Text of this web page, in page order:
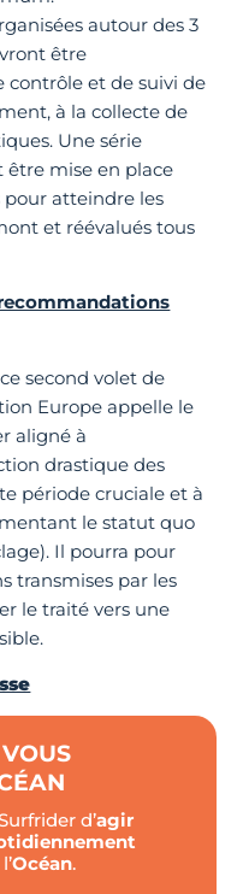
autour des 3
être
contrôle et de suivi de
à la collecte de
Une série
être mise en place
pour atteindre les
et réévalués tous
second volet de
Europe appelle le
aligné à
drastique des
période cruciale et à
le statut quo
Il pourra pour
transmises par les
le traité vers une
d’agir
Océan.